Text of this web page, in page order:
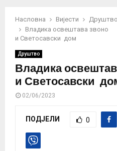
Насловна Вијести
Друштво
Владика освештава звоно
и Светосавски дом
Друштво
Владика
и Светосавски
02/06/2023
ПОДЈЕЛИ 0